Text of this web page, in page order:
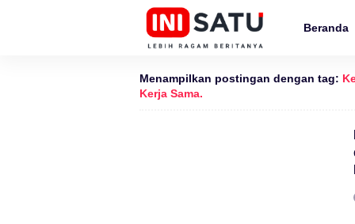
Beranda
Menampilkan postingan dengan tag:
Kerja Sama.